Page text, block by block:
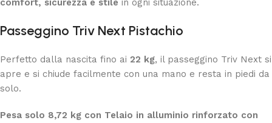
comfort, sicurezza e stile in ogni situazione.
Passeggino Triv Next Pistachio
Perfetto dalla nascita fino ai 22 kg, il passeggino Triv Next si
apre e si chiude facilmente con una mano e resta in piedi da
solo.
Pesa solo 8,72 kg con Telaio in alluminio rinforzato con